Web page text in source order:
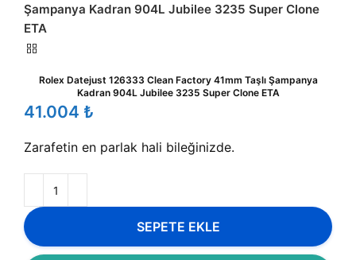
Şampanya Kadran 904L Jubilee 3235 Super Clone
ETA
Rolex Datejust 126333 Clean Factory 41mm Taşlı Şampanya
Kadran 904L Jubilee 3235 Super Clone ETA
₺
Zarafetin en parlak hali bileğinizde.
SEPETE EKLE